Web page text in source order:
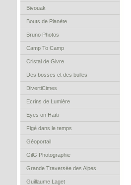
Bivouak
Bouts de Planète
Bruno Photos
Camp To Camp
Cristal de Givre
Des bosses et des bulles
DivertiCimes
Ecrins de Lumière
Eyes on Haïti
Figé dans le temps
Géoportail
GilG Photographie
Grande Traversée des Alpes
Guillaume Laget